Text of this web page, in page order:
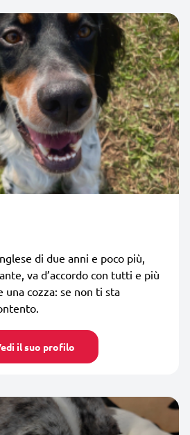
di due anni e poco più,
va d’accordo con tutti e più
una cozza: se non ti sta
il suo profilo